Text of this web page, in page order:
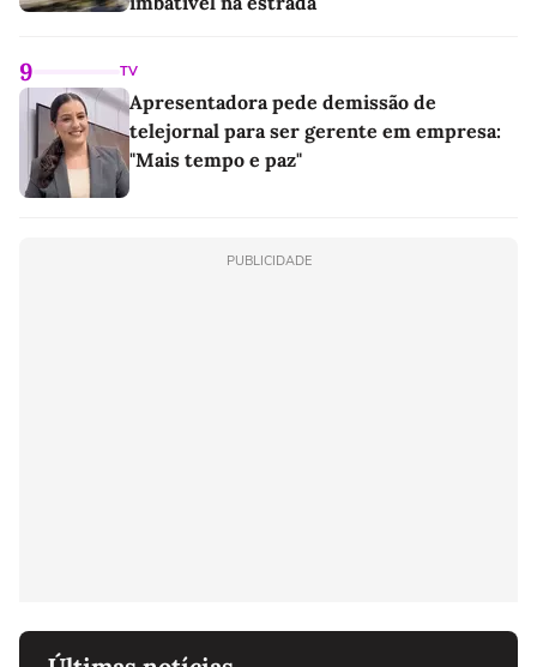
9 TV
Apresentadora pede demissão de
telejornal para ser gerente em empresa:
"Mais tempo e paz"
PUBLICIDADE